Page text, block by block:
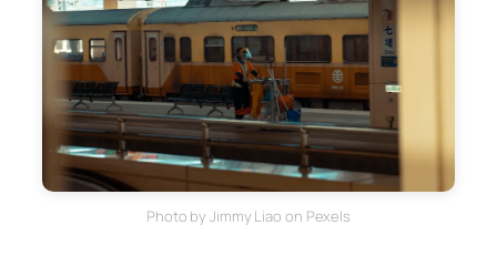
Photo by Jimmy Liao on Pexels